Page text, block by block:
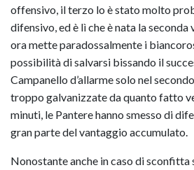
offensivo, il terzo lo è stato molto
difensivo, ed è lì che è nata la
ora mette paradossalmente i
possibilità di salvarsi bissando il
Campanello d’allarme solo nel
troppo galvanizzate da quanto fatto
minuti, le Pantere hanno smesso di
gran parte del vantaggio accumulato.
Nonostante anche in caso di